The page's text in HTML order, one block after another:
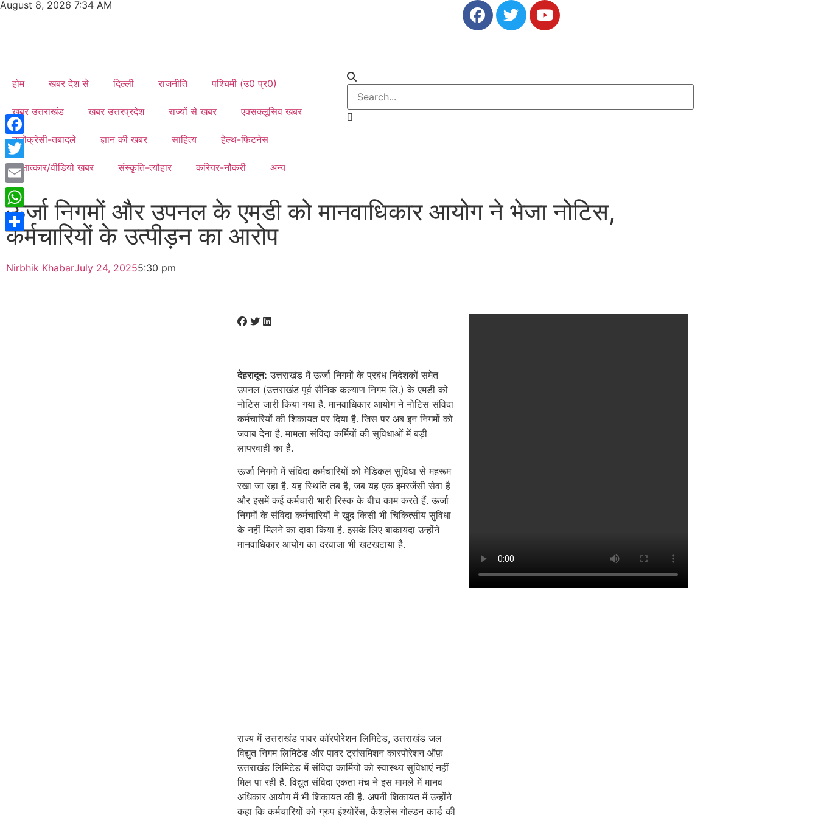
August 8, 2026 7:34 AM
होम खबर देश से दिल्ली राजनीति पश्चिमी (उ0 प्र0)
खबर उत्तराखंड खबर उत्तरप्रदेश राज्यों से खबर एक्सक्लूसिव खबर
ब्यूरोक्रेसी-तबादले ज्ञान की खबर साहित्य हेल्थ-फिटनेस
साक्षात्कार/वीडियो खबर संस्कृति-त्यौहार करियर-नौकरी अन्य
ऊर्जा निगमों और उपनल के एमडी को मानवाधिकार आयोग ने भेजा नोटिस,
कर्मचारियों के उत्पीड़न का आरोप
Nirbhik KhabarJuly 24, 20255:30 pm
देहरादून: उत्तराखंड में ऊर्जा निगमों के प्रबंध निदेशकों समेत
उपनल (उत्तराखंड पूर्व सैनिक कल्याण निगम लि.) के एमडी को
नोटिस जारी किया गया है. मानवाधिकार आयोग ने नोटिस संविदा
कर्मचारियों की शिकायत पर दिया है. जिस पर अब इन निगमों को
जवाब देना है. मामला संविदा कर्मियों की सुविधाओं में बड़ी
लापरवाही का है.
ऊर्जा निगमो में संविदा कर्मचारियों को मेडिकल सुविधा से महरूम
रखा जा रहा है. यह स्थिति तब है, जब यह एक इमरजेंसी सेवा है
और इसमें कई कर्मचारी भारी रिस्क के बीच काम करते हैं. ऊर्जा
निगमों के संविदा कर्मचारियों ने खुद किसी भी चिकित्सीय सुविधा
के नहीं मिलने का दावा किया है. इसके लिए बाकायदा उन्होंने
मानवाधिकार आयोग का दरवाजा भी खटखटाया है.
राज्य में उत्तराखंड पावर कॉरपोरेशन लिमिटेड, उत्तराखंड जल
विद्युत निगम लिमिटेड और पावर ट्रांसमिशन कारपोरेशन ऑफ़
उत्तराखंड लिमिटेड में संविदा कार्मियो को स्वास्थ्य सुविधाएं नहीं
मिल पा रही है. विद्युत संविदा एकता मंच ने इस मामले में मानव
अधिकार आयोग में भी शिकायत की है. अपनी शिकायत में उन्होंने
कहा कि कर्मचारियों को ग्रुप इंश्योरेंस, कैशलेस गोल्डन कार्ड की
Facebook
Twitter
Email
WhatsApp
Share